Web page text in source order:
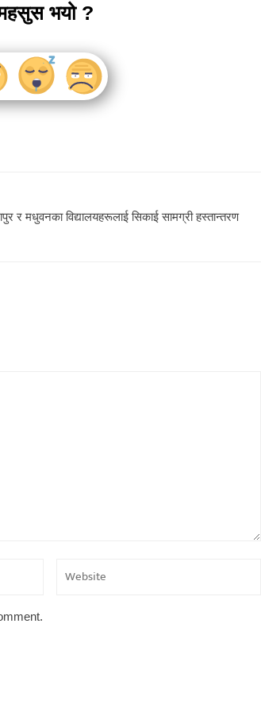
भयो ?
र मधुवनका विद्यालयहरूलाई सिकाई सामग्री हस्तान्तरण